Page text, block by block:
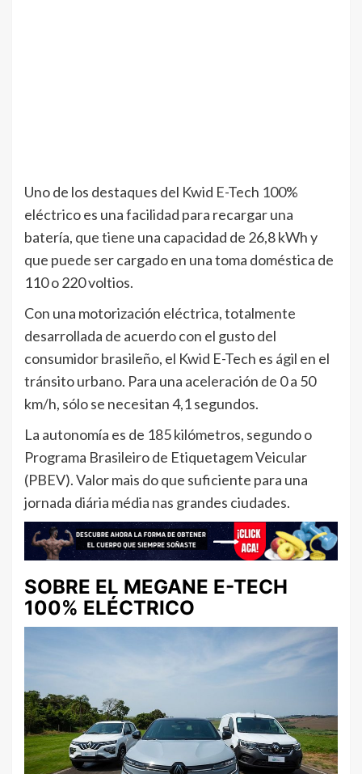
Uno de los destaques del Kwid E-Tech 100%
eléctrico es una facilidad para recargar una
batería, que tiene una capacidad de 26,8 kWh y
que puede ser cargado en una toma doméstica de
110 o 220 voltios.
Con una motorización eléctrica, totalmente
desarrollada de acuerdo con el gusto del
consumidor brasileño, el Kwid E-Tech es ágil en el
tránsito urbano. Para una aceleración de 0 a 50
km/h, sólo se necesitan 4,1 segundos.
La autonomía es de 185 kilómetros, segundo o
Programa Brasileiro de Etiquetagem Veicular
(PBEV). Valor mais do que suficiente para una
jornada diária média nas grandes ciudades.
SOBRE EL MEGANE E-TECH
100% ELÉCTRICO